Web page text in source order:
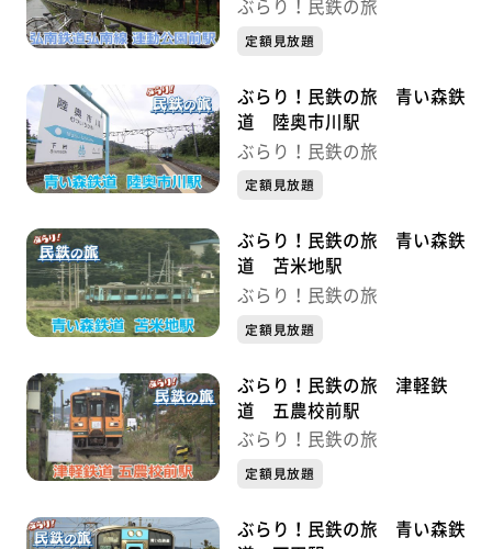
ぶらり！民鉄の旅
定額見放題
ぶらり！民鉄の旅 青い森鉄
道 陸奥市川駅
ぶらり！民鉄の旅
定額見放題
ぶらり！民鉄の旅 青い森鉄
道 苫米地駅
ぶらり！民鉄の旅
定額見放題
ぶらり！民鉄の旅 津軽鉄
道 五農校前駅
ぶらり！民鉄の旅
定額見放題
ぶらり！民鉄の旅 青い森鉄